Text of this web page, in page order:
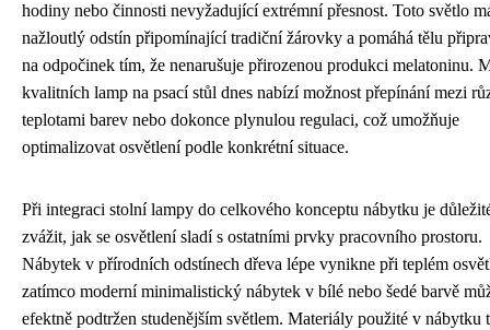
hodiny nebo činnosti nevyžadující extrémní přesnost. Toto světlo
nažloutlý odstín připomínající tradiční žárovky a pomáhá tělu
na odpočinek tím, že nenarušuje přirozenou produkci melatoninu.
kvalitních lamp na psací stůl dnes nabízí možnost přepínání mezi
teplotami barev nebo dokonce plynulou regulaci, což umožňuje
optimalizovat osvětlení podle konkrétní situace.
Při integraci stolní lampy do celkového konceptu nábytku je
zvážit, jak se osvětlení sladí s ostatními prvky pracovního prostoru.
Nábytek v přírodních odstínech dřeva lépe vynikne při teplém
zatímco moderní minimalistický nábytek v bílé nebo šedé barvě
efektně podtržen studenějším světlem. Materiály použité v nábytku